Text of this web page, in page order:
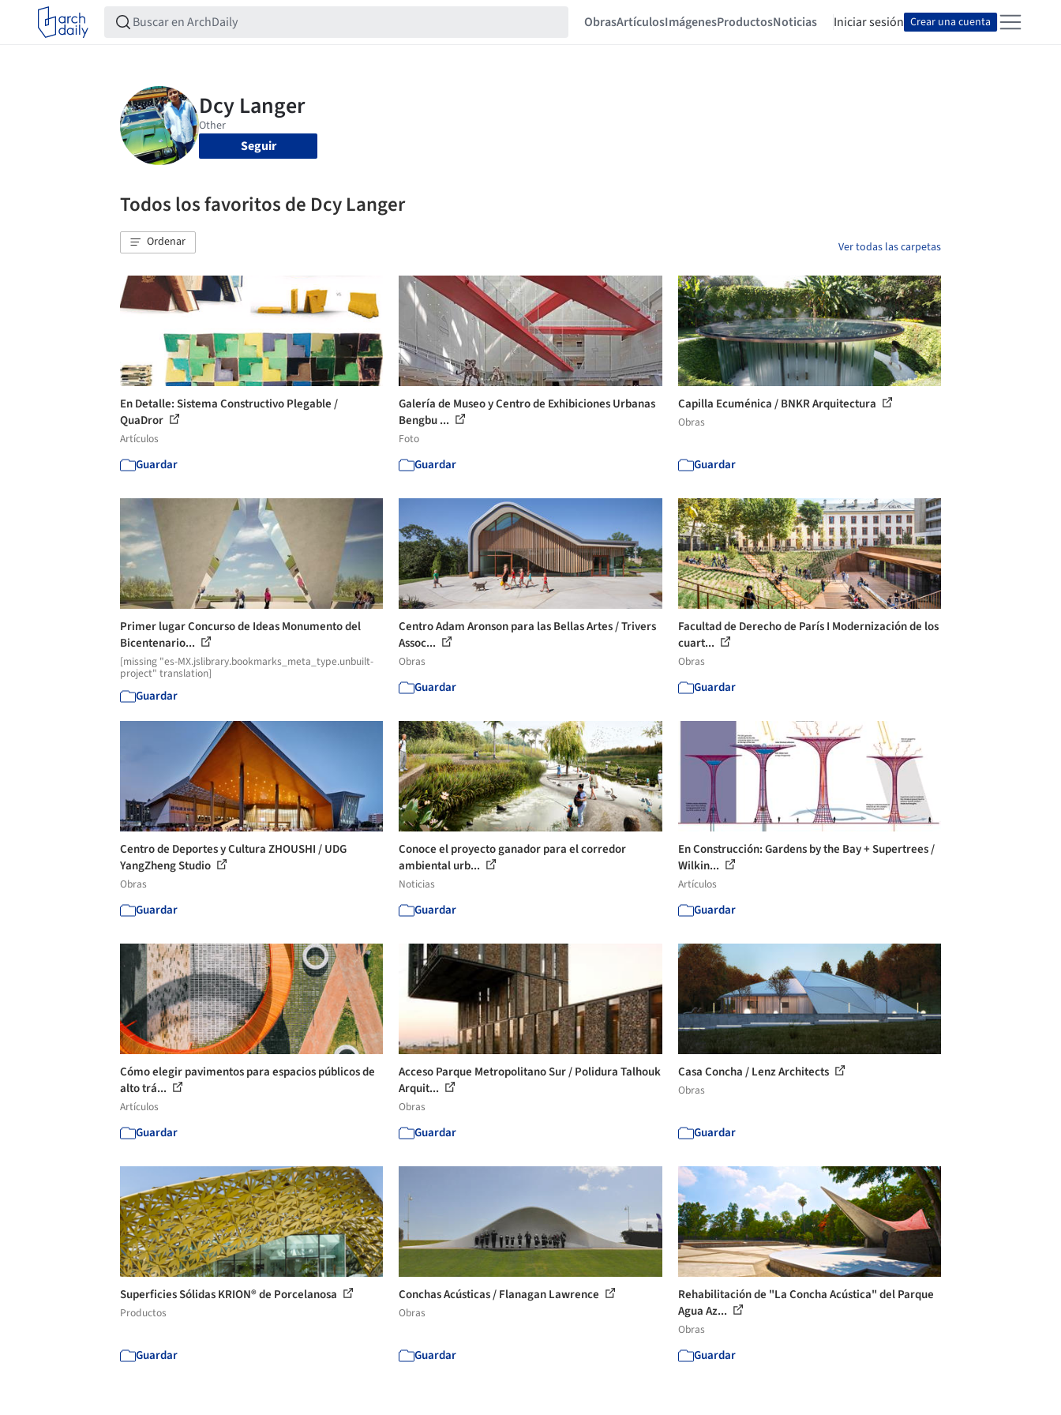
ObrasArtículosImágenesProductosNoticias Iniciar sesión Crear una cuenta
Seguir
Todos los favoritos de Dcy Langer
Ordenar Ver todas las carpetas
En Detalle: Sistema Constructivo Plegable /
QuaDror
Artículos
Guardar
Galería de Museo y Centro de Exhibiciones Urbanas
Bengbu ...
Foto
Guardar
Capilla Ecuménica / BNKR Arquitectura
Obras
Guardar
Primer lugar Concurso de Ideas Monumento del
Bicentenario...
[missing "es-MX.jslibrary.bookmarks_meta_type.unbuilt-
project" translation]
Guardar
Centro Adam Aronson para las Bellas Artes / Trivers
Assoc...
Obras
Guardar
Facultad de Derecho de París I Modernización de los
cuart...
Obras
Guardar
Centro de Deportes y Cultura ZHOUSHI / UDG
YangZheng Studio
Obras
Guardar
Conoce el proyecto ganador para el corredor
ambiental urb...
Noticias
Guardar
En Construcción: Gardens by the Bay + Supertrees /
Wilkin...
Artículos
Guardar
Cómo elegir pavimentos para espacios públicos de
alto trá...
Artículos
Guardar
Acceso Parque Metropolitano Sur / Polidura Talhouk
Arquit...
Obras
Guardar
Casa Concha / Lenz Architects
Obras
Guardar
Superficies Sólidas KRION® de Porcelanosa
Productos
Guardar
Conchas Acústicas / Flanagan Lawrence
Obras
Guardar
Rehabilitación de "La Concha Acústica" del Parque
Agua Az...
Obras
Guardar